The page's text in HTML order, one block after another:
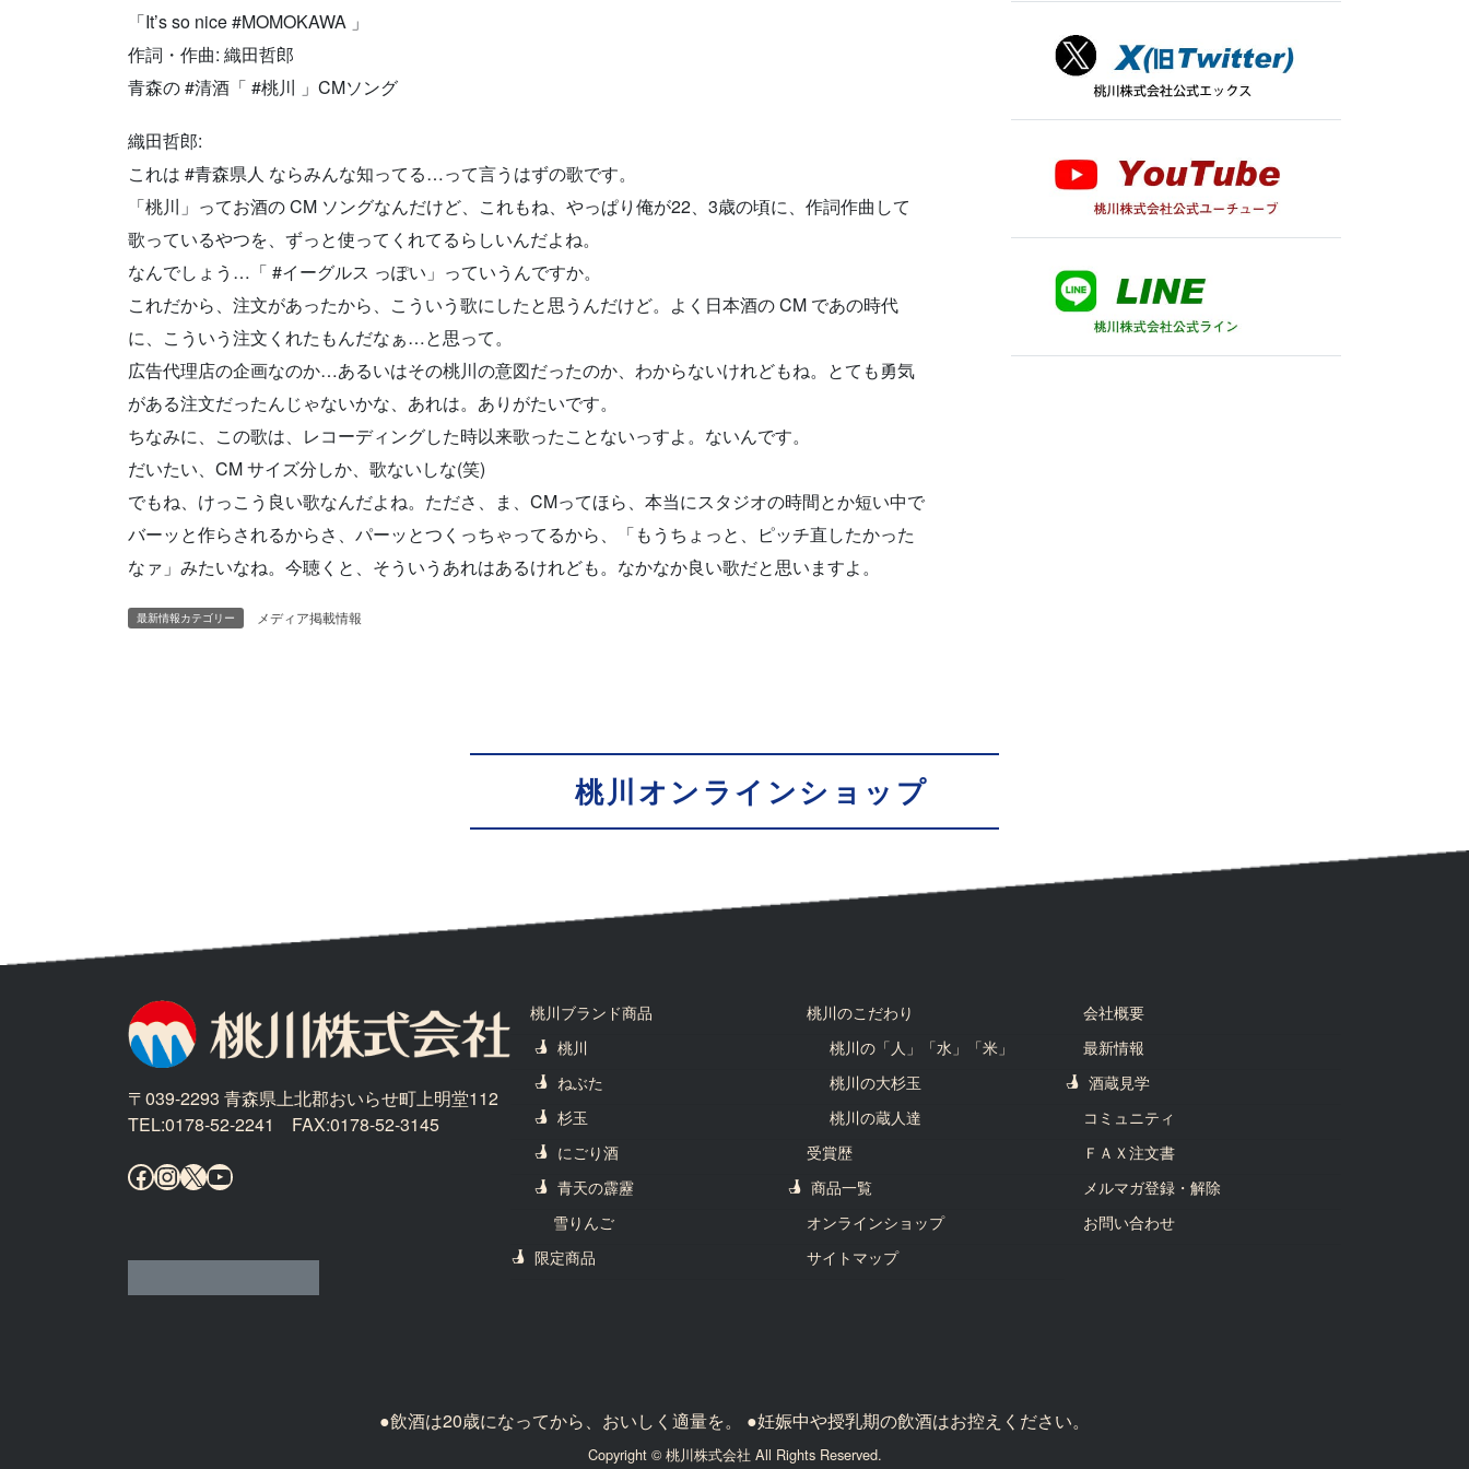
「It’s so nice #MOMOKAWA 」
作詞・作曲: 織田哲郎
青森の #清酒「 #桃川 」CMソング
織田哲郎:
これは #青森県人 ならみんな知ってる…って言うはずの歌です。
「桃川」ってお酒の CM ソングなんだけど、これもね、やっぱり俺が22、3歳の頃に、作詞作曲して
歌っているやつを、ずっと使ってくれてるらしいんだよね。
なんでしょう…「 #イーグルス っぽい」っていうんですか。
これだから、注文があったから、こういう歌にしたと思うんだけど。よく日本酒の CM であの時代
に、こういう注文くれたもんだなぁ…と思って。
広告代理店の企画なのか…あるいはその桃川の意図だったのか、わからないけれどもね。とても勇気
がある注文だったんじゃないかな、あれは。ありがたいです。
ちなみに、この歌は、レコーディングした時以来歌ったことないっすよ。ないんです。
だいたい、CM サイズ分しか、歌ないしな(笑)
でもね、けっこう良い歌なんだよね。たださ、ま、CMってほら、本当にスタジオの時間とか短い中で
バーッと作らされるからさ、パーッとつくっちゃってるから、「もうちょっと、ピッチ直したかった
なァ」みたいなね。今聴くと、そういうあれはあるけれども。なかなか良い歌だと思いますよ。
最新情報カテゴリー メディア掲載情報
桃川オンラインショップ
〒039-2293 青森県上北郡おいらせ町上明堂112
TEL:0178-52-2241 FAX:0178-52-3145
Facebook
Instagram
X YouTube
桃川ブランド商品
桃川
ねぶた
杉玉
にごり酒
青天の霹靂
雪りんご
限定商品
桃川のこだわり
桃川の「人」「水」「米」
桃川の大杉玉
桃川の蔵人達
受賞歴
商品一覧
オンラインショップ
サイトマップ
会社概要
最新情報
酒蔵見学
コミュニティ
ＦＡＸ注文書
メルマガ登録・解除
お問い合わせ
●飲酒は20歳になってから、おいしく適量を。 ●妊娠中や授乳期の飲酒はお控えください。
Copyright © 桃川株式会社 All Rights Reserved.